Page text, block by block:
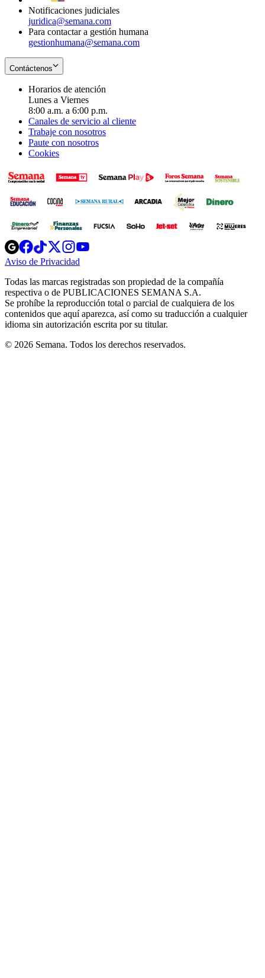
Notificaciones judiciales
juridica@semana.com
Para contactar a gestión humana
gestionhumana@semana.com
Contáctenos
Horarios de atención
Lunes a Viernes
8:00 a.m. a 6:00 p.m.
Canales de servicio al cliente
Trabaje con nosotros
Paute con nosotros
Cookies
Opens
in
new
Opens
in
new
Opens
in
new
window
Opens
new
windowwindow
Aviso de Privacidad
new
window
Todas las marcas registradas son propiedad de la compañía
respectiva o de PUBLICACIONES SEMANA S.A.
Se prohíbe la reproducción total o parcial de cualquiera de los
contenidos que aquí aparezca, así como su traducción a cualquier
idioma sin autorización escrita por su titular.
© 2026 Semana. Todos los derechos reservados.